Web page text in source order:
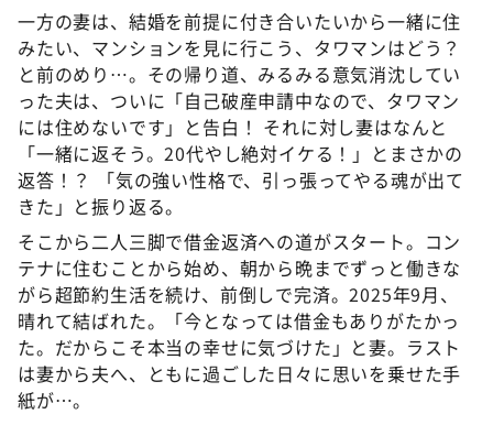
一方の妻は、結婚を前提に付き合いたいから一緒に住
みたい、マンションを見に行こう、タワマンはどう？
と前のめり…。その帰り道、みるみる意気消沈してい
った夫は、ついに「自己破産申請中なので、タワマン
には住めないです」と告白！ それに対し妻はなんと
「一緒に返そう。20代やし絶対イケる！」とまさかの
返答！？ 「気の強い性格で、引っ張ってやる魂が出て
きた」と振り返る。
そこから二人三脚で借金返済への道がスタート。コン
テナに住むことから始め、朝から晩までずっと働きな
がら超節約生活を続け、前倒しで完済。2025年9月、
晴れて結ばれた。「今となっては借金もありがたかっ
た。だからこそ本当の幸せに気づけた」と妻。ラスト
は妻から夫へ、ともに過ごした日々に思いを乗せた手
紙が…。